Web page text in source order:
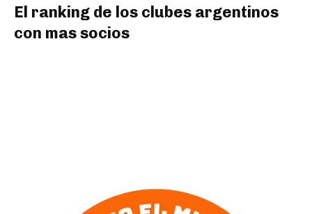
El ranking de los clubes argentinos
con mas socios